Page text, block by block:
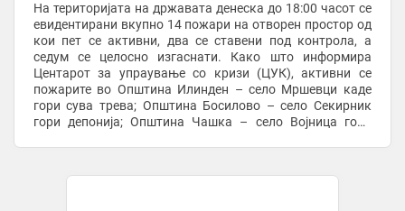
На територијата на државата денеска до 18:00 часот се
евидентирани вкупно 14 пожари на отворен простор од
кои пет се активни, два се ставени под контрола, а
седум се целосно изгаснати. Како што информира
Центарот за упраување со кризи (ЦУК), активни се
пожарите во Општина Илинден – село Мршевци каде
гори сува трева; Општина Босилово – село Секирник
гори депонија; Општина Чашка – село Војница гори